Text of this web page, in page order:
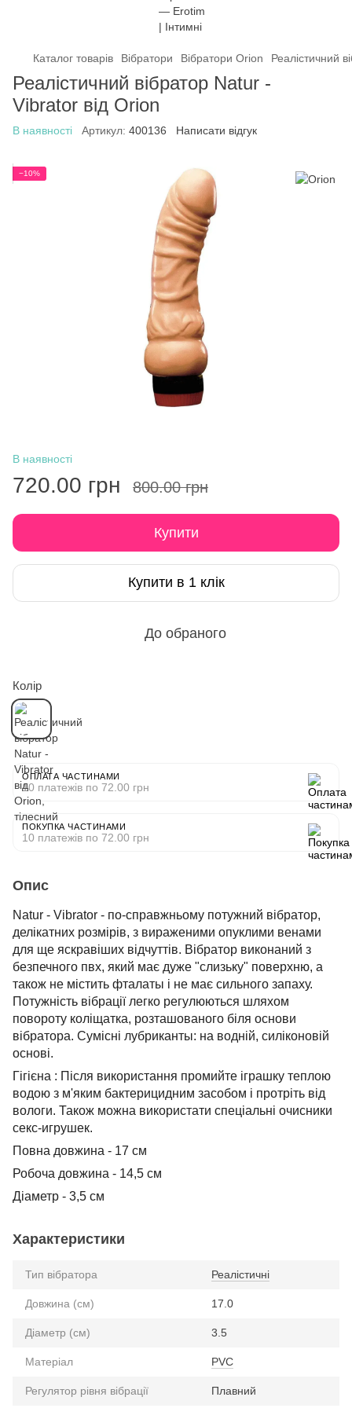
Каталог товарів Вібратори Вібратори Orion Реалістичний
Реалістичний вібратор Natur -
Vibrator від Orion
В наявності Артикул: 400136 Написати відгук
−10%
В наявності
720.00 грн 800.00 грн
Купити
Купити в 1 клік
До обраного
Колір
ОПЛАТА ЧАСТИНАМИ
10 платежів по 72.00 грн
ПОКУПКА ЧАСТИНАМИ
10 платежів по 72.00 грн
Опис
Natur - Vibrator - по-справжньому потужний вібратор,
делікатних розмірів, з вираженими опуклими венами
для ще яскравіших відчуттів. Вібратор виконаний з
безпечного пвх, який має дуже "слизьку" поверхню, а
також не містить фталаты і не має сильного запаху.
Потужність вібрації легко регулюються шляхом
повороту коліщатка, розташованого біля основи
вібратора. Сумісні лубриканты: на водній, силіконовій
основі.
Гігієна : Після використання промийте іграшку теплою
водою з м'яким бактерицидним засобом і протріть від
вологи. Також можна використати спеціальні очисники
секс-игрушек.
Повна довжина - 17 см
Робоча довжина - 14,5 см
Діаметр - 3,5 см
Характеристики
Тип вібратора Реалістичні
Довжина (см) 17.0
Діаметр (см) 3.5
Матеріал PVC
Регулятор рівня вібрації Плавний